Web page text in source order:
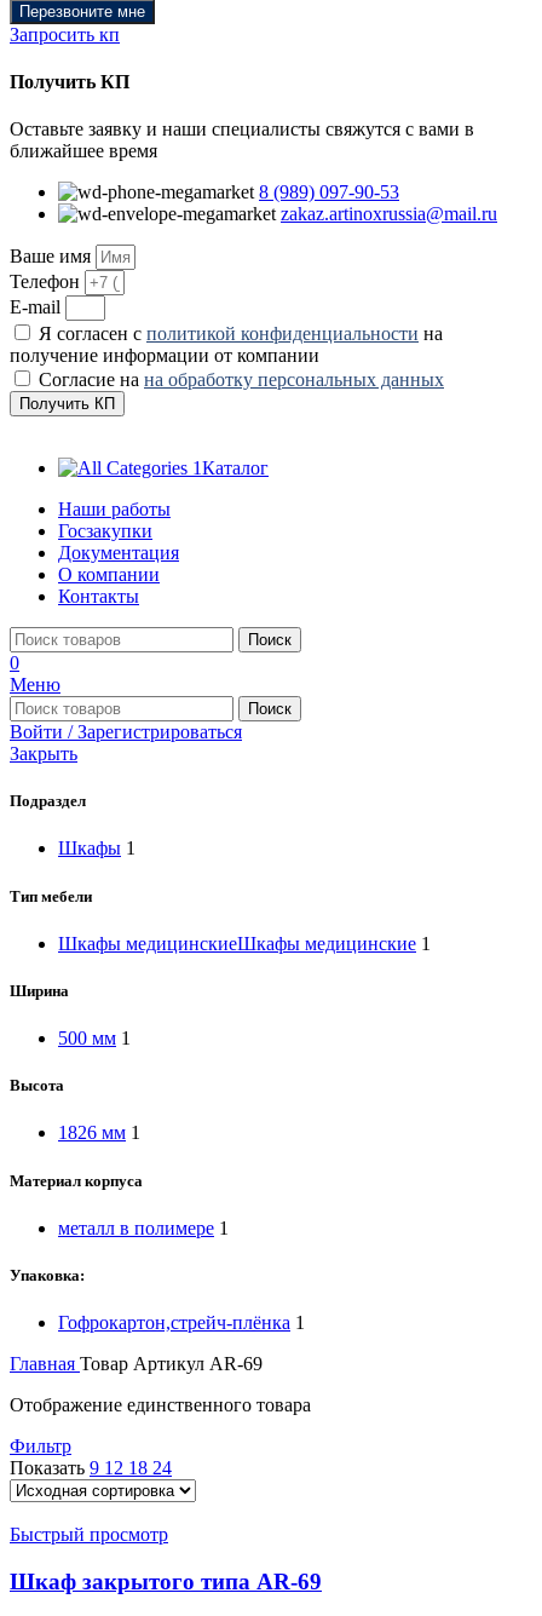
Перезвоните мне
Запросить кп
Получить КП
Оставьте заявку и наши специалисты свяжутся с вами в
ближайшее время
8 (989) 097-90-53
zakaz.artinoxrussia@mail.ru
Ваше имя
Телефон
E-mail
Я согласен с политикой конфиденциальности на
получение информации от компании
Согласие на на обработку персональных данных
Получить КП
Каталог
Наши работы
Госзакупки
Документация
О компании
Контакты
Поиск
0
Меню
Поиск
Войти / Зарегистрироваться
Закрыть
Подраздел
Шкафы 1
Тип мебели
Шкафы медицинскиеШкафы медицинские 1
Ширина
500 мм 1
Высота
1826 мм 1
Материал корпуса
металл в полимере 1
Упаковка:
Гофрокартон,стрейч-плёнка 1
Главная Товар Артикул AR-69
Отображение единственного товара
Фильтр
Показать 9 12 18 24
Быстрый просмотр
Шкаф закрытого типа AR-69